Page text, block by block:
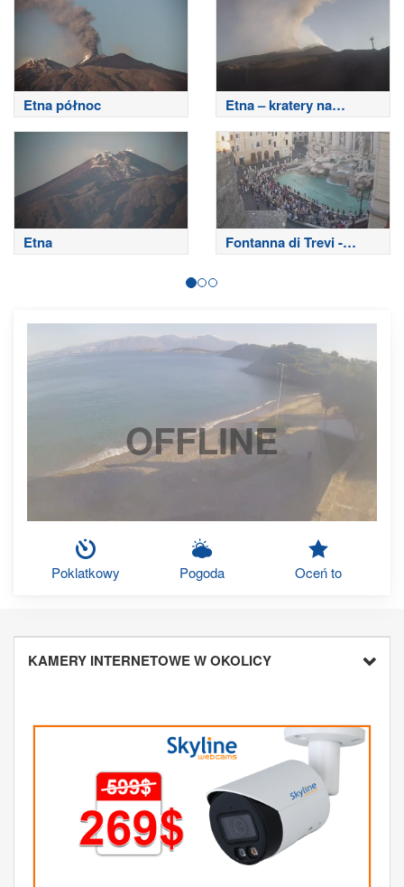
Etna północ
Etna – kratery na
szczycie
Etna
Fontanna di Trevi -
Rzym
OFFLINE
Poklatkowy Pogoda Oceń to
KAMERY INTERNETOWE W OKOLICY